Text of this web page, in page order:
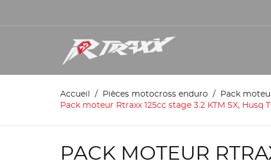
Accueil Pièces motocross enduro Pack
Pack moteur Rtraxx 125cc stage 3.2 KTM SX, Husq
PACK MOTEUR